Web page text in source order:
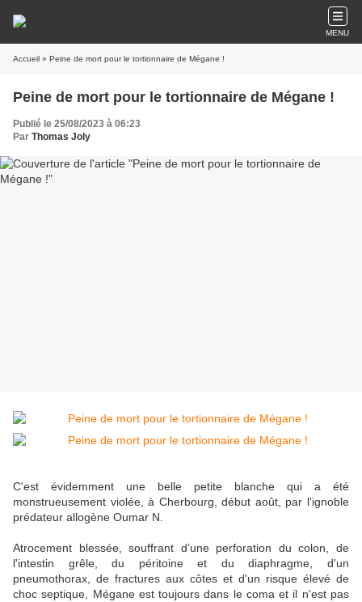
MENU
Accueil » Peine de mort pour le tortionnaire de Mégane !
Peine de mort pour le tortionnaire de Mégane !
Publié le 25/08/2023 à 06:23
Par Thomas Joly
C'est évidemment une belle petite blanche qui a été
monstrueusement violée, à Cherbourg, début août, par l'ignoble
prédateur allogène Oumar N.
Atrocement blessée, souffrant d’une perforation du colon, de
l'intestin grêle, du péritoine et du diaphragme, d'un
pneumothorax, de fractures aux côtes et d'un risque élevé de
choc septique, Mégane est toujours dans le coma et il n'est pas